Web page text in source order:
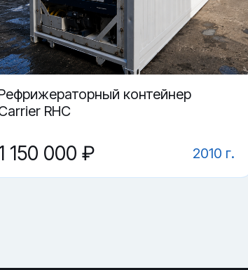
8 в Казани?
контейнер
RHC
150 000 ₽ 2010 г.